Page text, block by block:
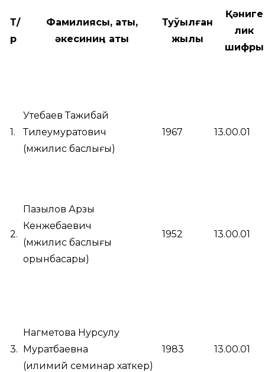
Т/
р
Фамилиясы, аты,
әкесиниӊ аты
Туўылған
жылы
Қәниге
лик
шифры
1.
Утебаев Тажибай
Тилеумуратович
(мәжилис баслығы)
1967 13.00.01
2.
Пазылов Арзы
Кенжебаевич
(мәжилис баслығы
орынбасары)
1952 13.00.01
3.
Нагметова Нурсулу
Муратбаевна
(илимий семинар хаткер)
1983 13.00.01